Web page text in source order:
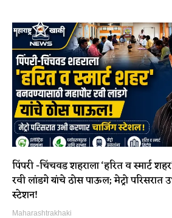
पिंपरी -चिंचवड शहराला ‘हरित व स्मार्ट
रवी लांडगे यांचे ठोस पाऊल; मेट्रो परिसरात
स्टेशन!
Maharashtrakhaki